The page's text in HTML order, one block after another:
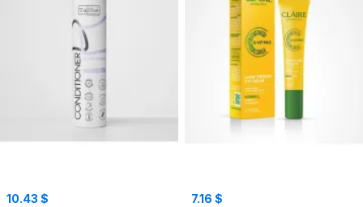
10.43 $
7.16 $